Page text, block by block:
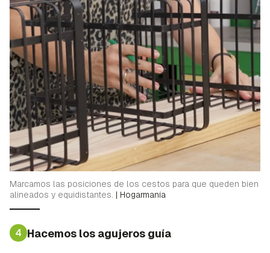
Marcamos las posiciones de los cestos para que queden bien
alineados y equidistantes. | Hogarmanía
4 Hacemos los agujeros guía